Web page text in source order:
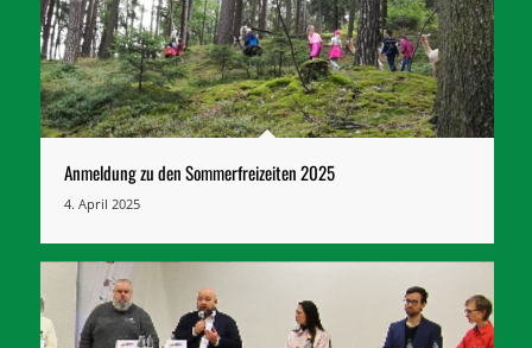
Anmeldung zu den Sommerfreizeiten 2025
4. April 2025